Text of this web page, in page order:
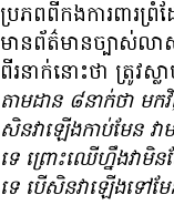
ប្រភព​ពី​កង​ការពារ​ព្រំ
មាន​ព័ត៌មាន​ច្បាស់​លាស់
ពីរ​នាក់​នោះ​ថា ត្រូវ​ស្
តាម​ដាន ៨​នាក់​ថា មក​វិ
សិន​វា​ឡើង​កាប់​មែន វា​
ទេ​ ព្រោះ​ឈើ​ហ្នឹង​វា​
ទេ បើ​សិន​វា​ឡើង​ទៅ​ម